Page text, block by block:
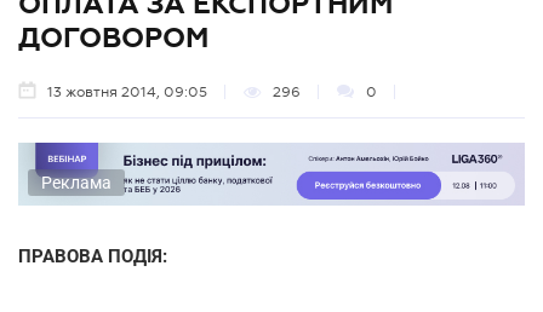
ДОГОВОРОМ
13 жовтня 2014, 09:05 296 0
Реклама
ПРАВОВА ПОДІЯ: